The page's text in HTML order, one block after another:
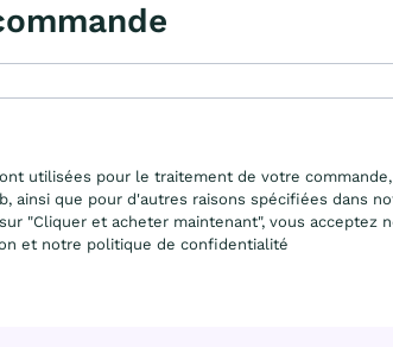
utilisées pour le traitement de votre
ainsi que pour d'autres raisons spécifiées dans
"Cliquer et acheter maintenant", vous acceptez
et notre politique de confidentialité